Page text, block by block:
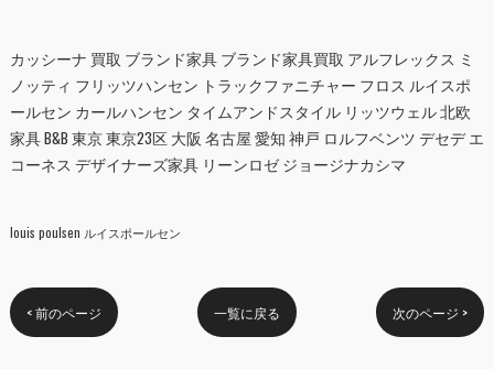
カッシーナ 買取 ブランド家具 ブランド家具買取 アルフレックス ミ
ノッティ フリッツハンセン トラックファニチャー フロス ルイスポ
ールセン カールハンセン タイムアンドスタイル リッツウェル 北欧
家具 B&B 東京 東京23区 大阪 名古屋 愛知 神戸 ロルフベンツ デセデ エ
コーネス デザイナーズ家具 リーンロゼ ジョージナカシマ
louis poulsen ルイスポールセン
< 前のページ 一覧に戻る 次のページ >